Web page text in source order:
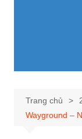
Trang chủ
Wayground –